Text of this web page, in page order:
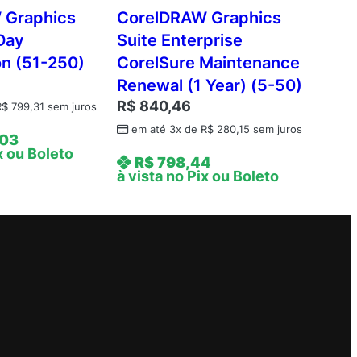
Graphics
(51-250)
799,31 sem juros
ou Boleto
CorelDRAW Graphics
Suite Enterprise
CorelSure Maintenance
Renewal (1 Year) (5-50)
R$ 840,46
em até 3x de R$280,15 sem juros
R$798,44
à vista no Pix ou Boleto